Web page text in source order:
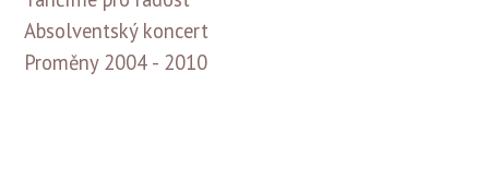
Absolventský koncert
Proměny 2004 - 2010